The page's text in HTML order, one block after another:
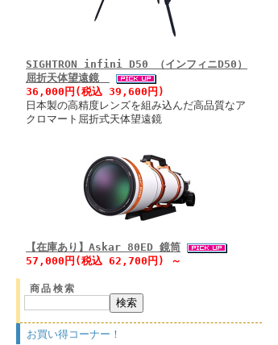
SIGHTRON infini D50 （インフィニD50）
屈折天体望遠鏡
36,000円(税込 39,600円)
日本製の高精度レンズを組み込んだ高品質なア
クロマート屈折式天体望遠鏡
【在庫あり】Askar 80ED 鏡筒
57,000円(税込 62,700円) ～
商品検索
お買い得コーナー！